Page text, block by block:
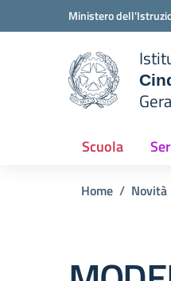
Vai ai contenuti
Vai al menu di navigazione
Ministero
scuola
Scuola
Home Novità